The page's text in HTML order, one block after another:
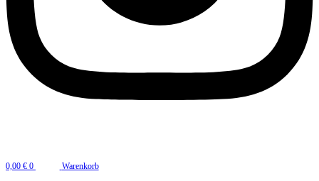
0,00 € 0 Warenkorb